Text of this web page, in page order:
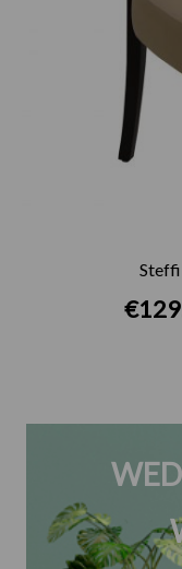
Steffi
€